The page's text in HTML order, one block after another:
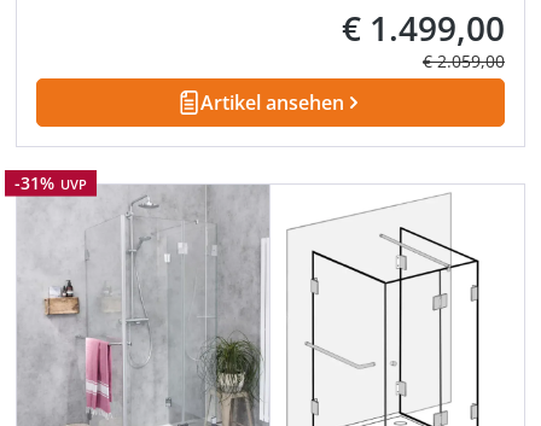
Verkaufspreis:
€ 1.499,00
Regulärer
€ 2.059,00
Artikel ansehen
Rabatt
-31% UVP